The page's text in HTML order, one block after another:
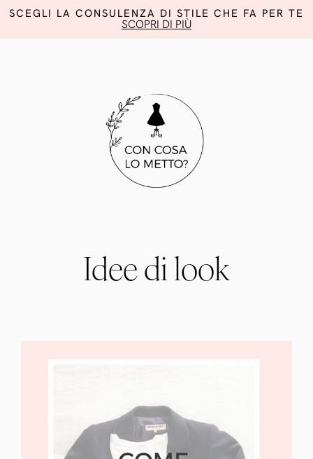
SCEGLI LA CONSULENZA DI STILE CHE FA PER TE
SCOPRI DI PIÙ
Idee di look